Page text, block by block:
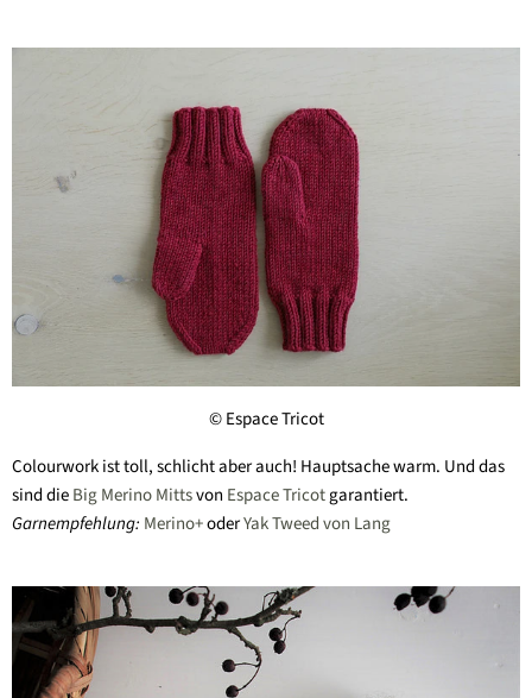
© Espace Tricot
Colourwork ist toll, schlicht aber auch! Hauptsache warm. Und das
sind dieBig Merino Mittsvon Espace Tricotgarantiert.
Garnempfehlung: Merino+oderYak Tweed von Lang